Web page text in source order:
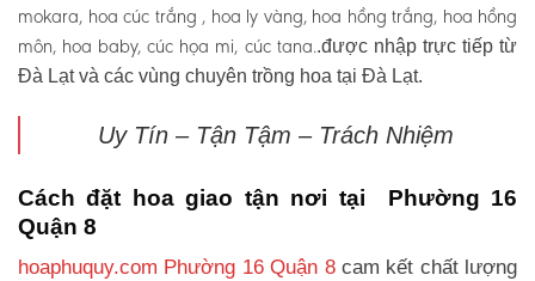
mokara, hoa cúc trắng , hoa ly vàng, hoa hồng trắng, hoa hồng
môn, hoa baby, cúc họa mi, cúc tana..được nhập trực tiếp từ
Đà Lạt và các vùng chuyên trồng hoa tại Đà Lạt.
Uy Tín – Tận Tậm – Trách Nhiệm
Cách đặt hoa giao tận nơi tại Phường 16
Quận 8
hoaphuquy.com Phường 16 Quận 8cam kết chất lượng